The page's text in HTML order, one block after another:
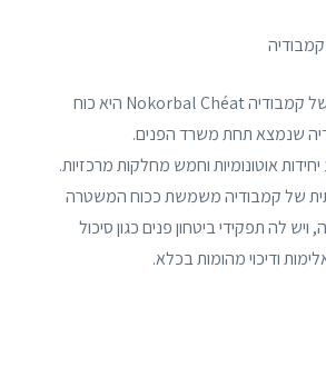
המשטרה הלאומית של קמבודיה Nokorbal Chéat היא כוח
שנמצא תחת משרד הפנים.
אוטונומיות וחמש מחלקות מרכזיות.
של קמבודיה משמשת ככוח המשטרה
לה תפקידי ביטחון פנים כגון סיכול
ודיכוי מהומות בכלא.